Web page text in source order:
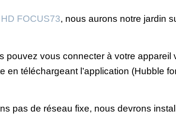
FOCUS73, nous aurons notre jardin
pouvez vous connecter à votre
téléchargeant l’application (Hubble
pas de réseau fixe, nous devrons